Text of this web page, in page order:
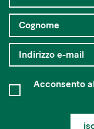
Acconsento